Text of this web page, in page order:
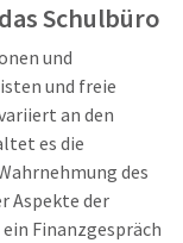
Schulbüro
und
und freie
an den
es die
des
Aspekte der
Finanzgespräch